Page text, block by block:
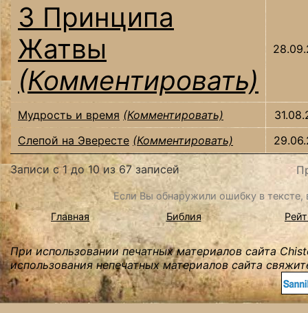
3 Принципа
Жатвы
(Комментировать)
Мудрость и время (Комментировать)
Слепой на Эвересте (Комментировать)
Записи с 1 до 10 из 67 записей
Если Вы обнаружили ошибку в
Главная
Библия
При использовании печатных материалов сайта
использования непечатных материалов сайта